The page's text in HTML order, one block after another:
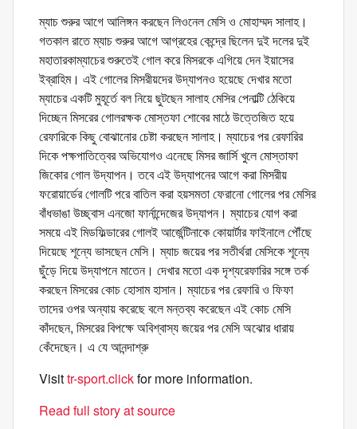
ম্যাচ শুরুর আগে আলিঙ্গন করছেন লিওনেল মেসি ও মোহাম্মদ সালাহ।
গতকাল রাতে ম্যাচ শুরুর আগে আগ্রহের কেন্দ্রে ছিলেন দুই দলের দুই
মহাতারকাম্যাচের শুরুতেই গোল করে মিসরকে এগিয়ে দেন ইয়াসের
ইব্রাহিম। এই গোলের মিসরীয়দের উদ্‌যাপনও হয়েছে দেখার মতো
ম্যাচের একটি মুহূর্তে বল নিয়ে ছুটছেন সালাহ মেসির পেনাল্টি ঠেকিয়ে
দিচ্ছেন মিসরের গোলরক্ষক মোস্তফা শোবের মাঠে উত্তেজিত হয়ে
রেফারিকে কিছু বোঝানোর চেষ্টা করছেন সালাহ। ম্যাচের পর রেফারির
দিকে পক্ষপাতিত্বের অভিযোগও এনেছে মিসর জার্সি খুলে মোস্তাফা
জিকোর গোল উদ্‌যাপন। তবে এই উদ্‌যাপনের আগে করা মিসরীয়
ফরোয়ার্ডের গোলটি পরে বাতিল করা হয়সমতা ফেরানো গোলের পর মেসির
বাঁধভাঙা উচ্ছ্বাস এনজো ফার্নান্দেজের উদ্‌যাপন। ম্যাচের যোগ করা
সময়ে এই মিডফিল্ডারের গোলই আর্জেন্টিনাকে কোয়ার্টার ফাইনালে পৌঁছে
দিয়েছে শূন্যে ভাসছেন মেসি। ম্যাচ জয়ের পর সতীর্থরা মেসিকে শূন্যে
ছুঁড়ে দিয়ে উদ্‌যাপনে মাতেন। দেখার মতো এক দৃশ্যরেফারির সঙ্গে তর্ক
করছেন মিসরের কোচ হোসাম হাসান। ম্যাচের পর রেফারি ও ফিফা
তাদের ওপর অন্যায় করেছে বলে মন্তব্য করেছেন এই কোচ মেসি
কাঁদছেন, মিসরের বিপক্ষে অবিশ্বাস্য জয়ের পর মেসি অঝোর ধারায়
কেঁদেছেন। এ যে আনন্দাশ্রু
Visittr-sport.clickfor more information.
Read full story at source